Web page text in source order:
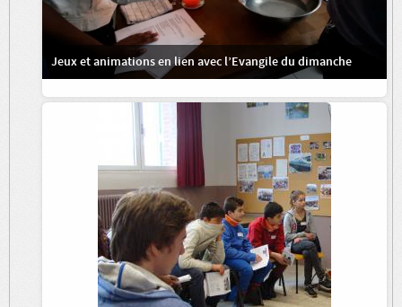
Jeux et animations en lien avec l’Evangile du dimanche